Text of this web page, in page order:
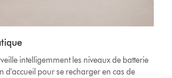
intelligemment les niveaux de batterie
d'accueil pour se recharger en cas de